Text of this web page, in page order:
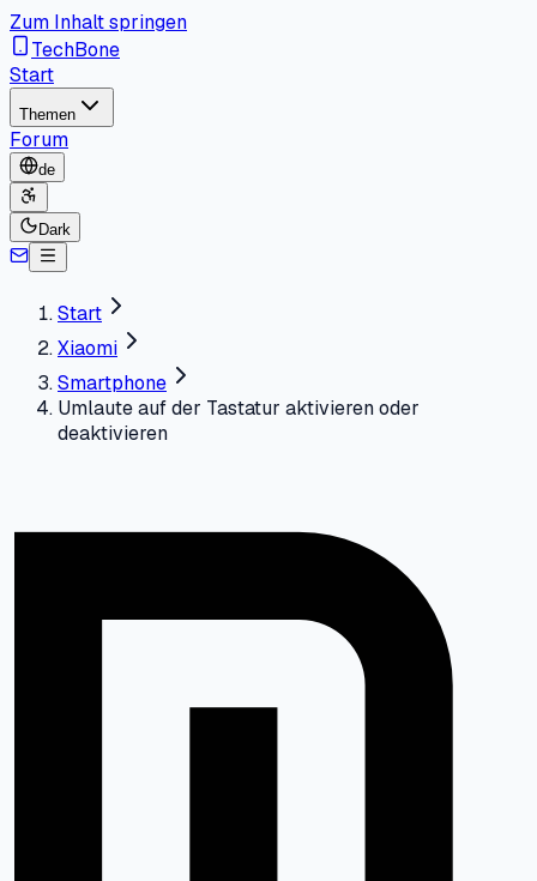
Zum Inhalt springen
TechBone
Start
Themen
Forum
de
Dark
Start
Xiaomi
Smartphone
Umlaute auf der Tastatur aktivieren oder
deaktivieren